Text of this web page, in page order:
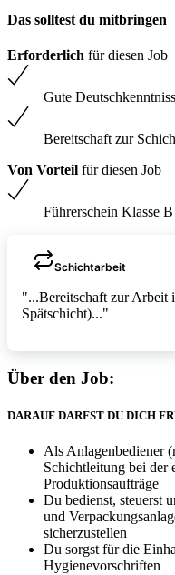
Das solltest du mitbringen
Erforderlich für diesen Job
Gute
Bereitschaft zur
Von Vorteil für diesen Job
Führerschein Klasse B
Schichtarbeit
"...Bereitschaft zur Arbeit
Spätschicht)..."
Über den Job:
DARAUF DARFST DU DICH
Als Anlagenbediener
Schichtleitung bei der
Produktionsaufträge
Du bedienst, steuerst
und
sicherzustellen
Du sorgst für die
Hygienevorschriften